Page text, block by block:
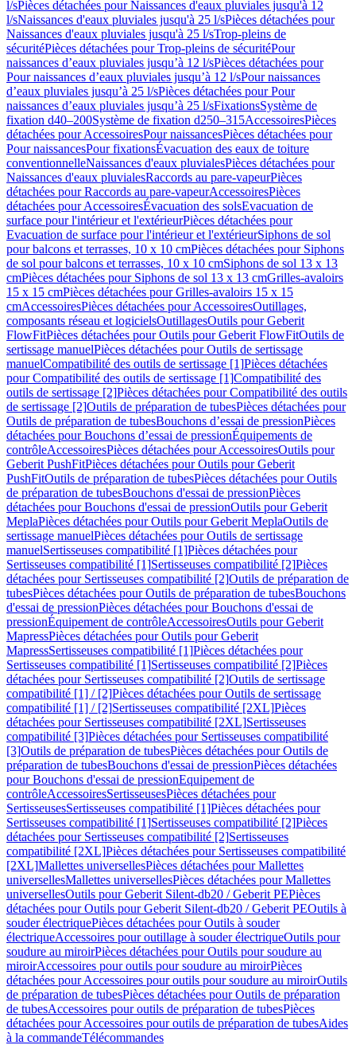
l/sPièces détachées pour Naissances d'eaux pluviales jusqu'à 12
l/sNaissances d'eaux pluviales jusqu'à 25 l/sPièces détachées pour
Naissances d'eaux pluviales jusqu'à 25 l/sTrop-pleins de
sécuritéPièces détachées pour Trop-pleins de sécuritéPour
naissances d’eaux pluviales jusqu’à 12 l/sPièces détachées pour
Pour naissances d’eaux pluviales jusqu’à 12 l/sPour naissances
d’eaux pluviales jusqu’à 25 l/sPièces détachées pour Pour
naissances d’eaux pluviales jusqu’à 25 l/sFixationsSystème de
fixation d40–200Système de fixation d250–315AccessoiresPièces
détachées pour AccessoiresPour naissancesPièces détachées pour
Pour naissancesPour fixationsÉvacuation des eaux de toiture
conventionnelleNaissances d'eaux pluvialesPièces détachées pour
Naissances d'eaux pluvialesRaccords au pare-vapeurPièces
détachées pour Raccords au pare-vapeurAccessoiresPièces
détachées pour AccessoiresÉvacuation des solsEvacuation de
surface pour l'intérieur et l'extérieurPièces détachées pour
Evacuation de surface pour l'intérieur et l'extérieurSiphons de sol
pour balcons et terrasses, 10 x 10 cmPièces détachées pour Siphons
de sol pour balcons et terrasses, 10 x 10 cmSiphons de sol 13 x 13
cmPièces détachées pour Siphons de sol 13 x 13 cmGrilles-avaloirs
15 x 15 cmPièces détachées pour Grilles-avaloirs 15 x 15
cmAccessoiresPièces détachées pour AccessoiresOutillages,
composants réseau et logicielsOutillagesOutils pour Geberit
FlowFitPièces détachées pour Outils pour Geberit FlowFitOutils de
sertissage manuelPièces détachées pour Outils de sertissage
manuelCompatibilité des outils de sertissage [1]Pièces détachées
pour Compatibilité des outils de sertissage [1]Compatibilité des
outils de sertissage [2]Pièces détachées pour Compatibilité des outils
de sertissage [2]Outils de préparation de tubesPièces détachées pour
Outils de préparation de tubesBouchons d’essai de pressionPièces
détachées pour Bouchons d’essai de pressionÉquipements de
contrôleAccessoiresPièces détachées pour AccessoiresOutils pour
Geberit PushFitPièces détachées pour Outils pour Geberit
PushFitOutils de préparation de tubesPièces détachées pour Outils
de préparation de tubesBouchons d'essai de pressionPièces
détachées pour Bouchons d'essai de pressionOutils pour Geberit
MeplaPièces détachées pour Outils pour Geberit MeplaOutils de
sertissage manuelPièces détachées pour Outils de sertissage
manuelSertisseuses compatibilité [1]Pièces détachées pour
Sertisseuses compatibilité [1]Sertisseuses compatibilité [2]Pièces
détachées pour Sertisseuses compatibilité [2]Outils de préparation de
tubesPièces détachées pour Outils de préparation de tubesBouchons
d'essai de pressionPièces détachées pour Bouchons d'essai de
pressionÉquipement de contrôleAccessoiresOutils pour Geberit
MapressPièces détachées pour Outils pour Geberit
MapressSertisseuses compatibilité [1]Pièces détachées pour
Sertisseuses compatibilité [1]Sertisseuses compatibilité [2]Pièces
détachées pour Sertisseuses compatibilité [2]Outils de sertissage
compatibilité [1] / [2]Pièces détachées pour Outils de sertissage
compatibilité [1] / [2]Sertisseuses compatibilité [2XL]Pièces
détachées pour Sertisseuses compatibilité [2XL]Sertisseuses
compatibilité [3]Pièces détachées pour Sertisseuses compatibilité
[3]Outils de préparation de tubesPièces détachées pour Outils de
préparation de tubesBouchons d'essai de pressionPièces détachées
pour Bouchons d'essai de pressionEquipement de
contrôleAccessoiresSertisseusesPièces détachées pour
SertisseusesSertisseuses compatibilité [1]Pièces détachées pour
Sertisseuses compatibilité [1]Sertisseuses compatibilité [2]Pièces
détachées pour Sertisseuses compatibilité [2]Sertisseuses
compatibilité [2XL]Pièces détachées pour Sertisseuses compatibilité
[2XL]Mallettes universellesPièces détachées pour Mallettes
universellesMallettes universellesPièces détachées pour Mallettes
universellesOutils pour Geberit Silent-db20 / Geberit PEPièces
détachées pour Outils pour Geberit Silent-db20 / Geberit PEOutils à
souder électriquePièces détachées pour Outils à souder
électriqueAccessoires pour outillage à souder électriqueOutils pour
soudure au miroirPièces détachées pour Outils pour soudure au
miroirAccessoires pour outils pour soudure au miroirPièces
détachées pour Accessoires pour outils pour soudure au miroirOutils
de préparation de tubesPièces détachées pour Outils de préparation
de tubesAccessoires pour outils de préparation de tubesPièces
détachées pour Accessoires pour outils de préparation de tubesAides
à la commandeTélécommandes